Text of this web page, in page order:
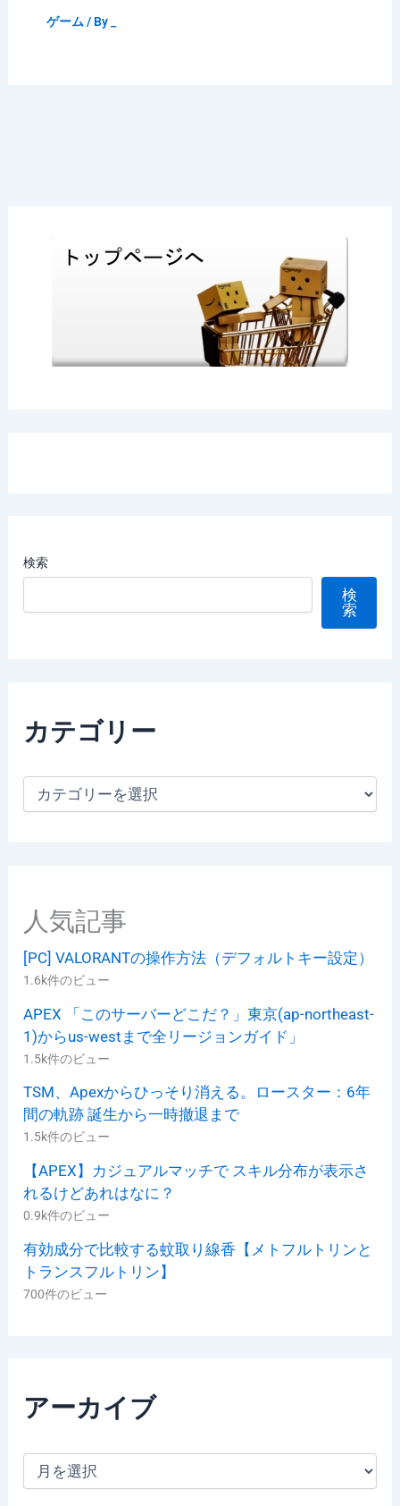
ゲーム/ By
検索
検
索
カテゴリー
人気記事
[PC] VALORANTの操作方法（デフォルトキー設定）
1.6k件のビュー
APEX 「このサーバーどこだ？」東京(ap-northeast-
1)からus-westまで全リージョンガイド」
1.5k件のビュー
TSM、Apexからひっそり消える。ロースター：6年
間の軌跡 誕生から一時撤退まで
1.5k件のビュー
【APEX】カジュアルマッチで スキル分布が表示さ
れるけどあれはなに？
0.9k件のビュー
有効成分で比較する蚊取り線香【メトフルトリンと
トランスフルトリン】
700件のビュー
アーカイブ